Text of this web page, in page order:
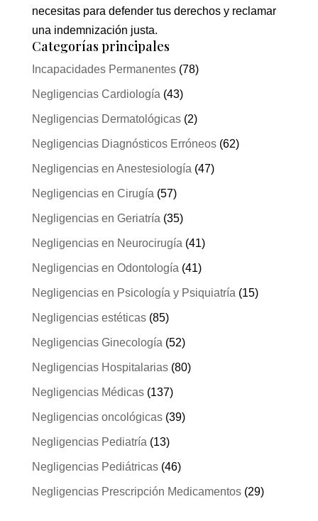
necesitas para defender tus derechos y reclamar
una indemnización justa.
Categorías principales
Incapacidades Permanentes(78)
Negligencias Cardiología (43)
Negligencias Dermatológicas(2)
Negligencias Diagnósticos Erróneos(62)
Negligencias en Anestesiología (47)
Negligencias en Cirugía (57)
Negligencias en Geriatría (35)
Negligencias en Neurocirugía (41)
Negligencias en Odontología (41)
Negligencias en Psicología y Psiquiatría (15)
Negligencias estéticas(85)
Negligencias Ginecología (52)
Negligencias Hospitalarias(80)
Negligencias Médicas(137)
Negligencias oncológicas(39)
Negligencias Pediatría (13)
Negligencias Pediátricas(46)
Negligencias Prescripción Medicamentos(29)